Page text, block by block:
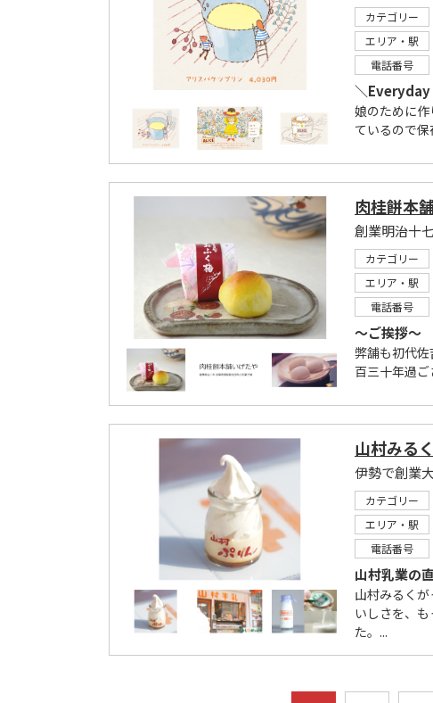
カテゴリー
エリア・駅
電話番号
＼
娘のために
ているので
肉桂餅本
創業明治十
カテゴリー
エリア・駅
電話番号
～ご挨拶～
弊舗も初代
百三十年過
山村みる
伊勢で創業
カテゴリー
エリア・駅
電話番号
山村乳業の
山村みるく
いしさを、
た。...